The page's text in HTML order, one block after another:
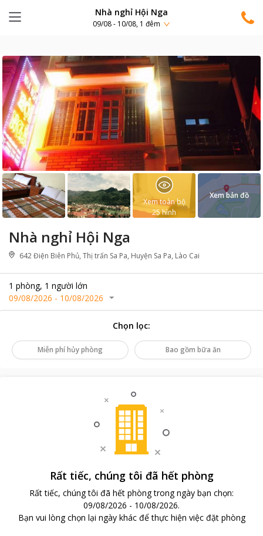
Nhà nghỉ Hội Nga
09/08 - 10/08, 1 đêm
Nhà nghỉ Hội Nga
642 Điện Biên Phủ, Thị trấn Sa Pa, Huyện Sa Pa, Lào Cai
1 phòng, 1 người lớn
09/08/2026 - 10/08/2026
Xem toàn bộ
25hình
Xem bản đồ
Chọn lọc:
Miễn phí hủy phòng Bao gồm bữa ăn
Rất tiếc, chúng tôi đã hết phòng
Rất tiếc, chúng tôi đã hết phòng trong ngày bạn chọn:
09/08/2026 - 10/08/2026.
Bạn vui lòng chọn lại ngày khác để thực hiện việc đặt phòng